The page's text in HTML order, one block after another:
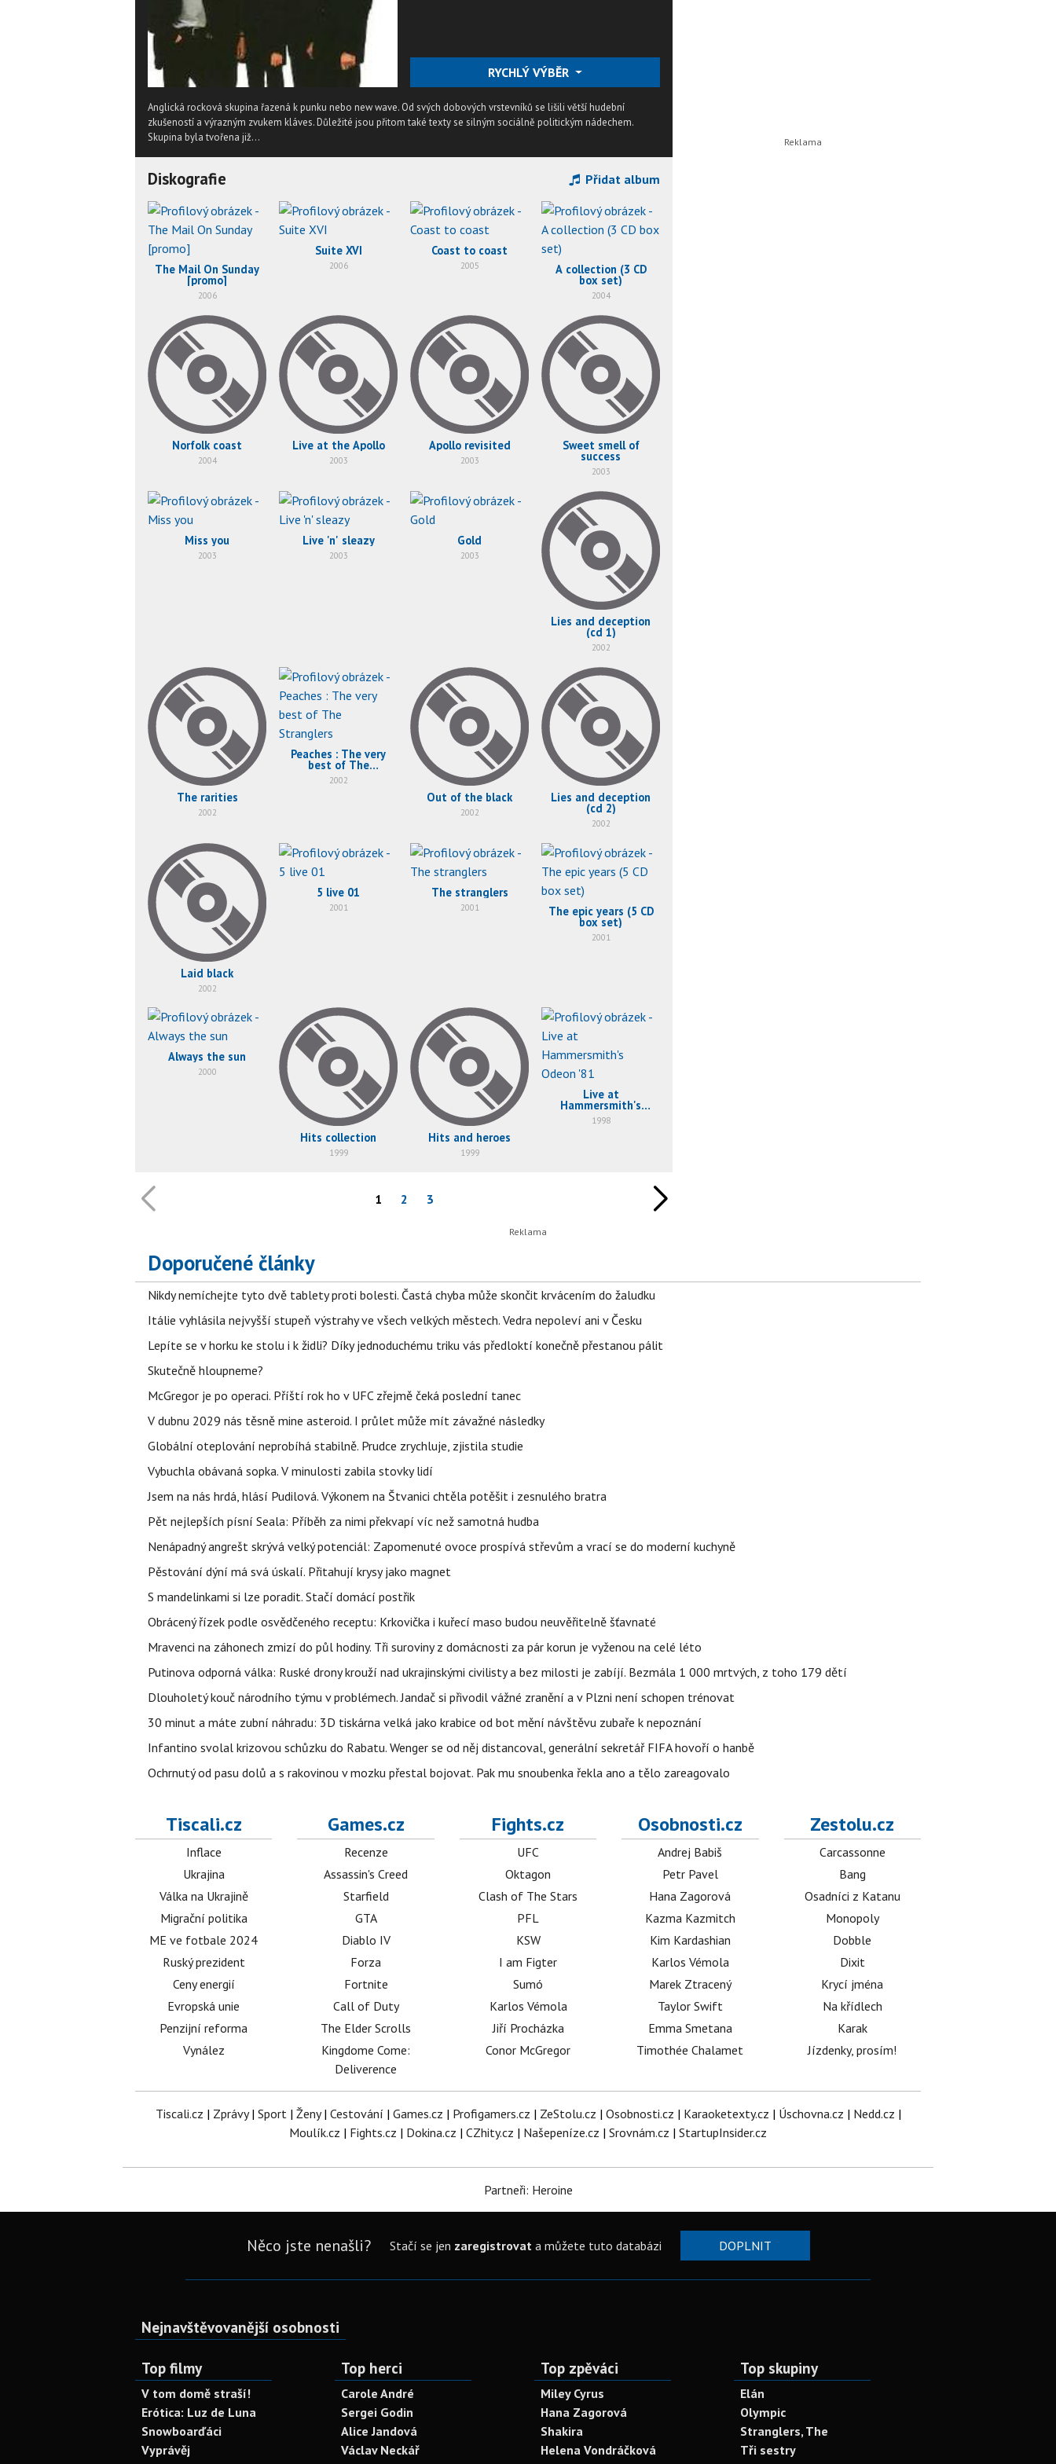
RYCHLÝ VÝBĚR
Anglická rocková skupina řazená k punku nebo new wave. Od svých dobových vrstevníků se lišili větší hudební
zkušeností a výrazným zvukem kláves. Důležité jsou přitom také texty se silným sociálně politickým nádechem.
Skupina byla tvořena již...
Diskografie Přidat album
The Mail On Sunday
[promo]
2006
Suite XVI
2006
Coast to coast
2005 A collection (3 CD
box set)
2004
Norfolk coast
2004
Live at the Apollo
2003
Apollo revisited
2003
Sweet smell of
success
2003
Miss you
2003
Live 'n' sleazy
2003
Gold
2003
Lies and deception
(cd 1)
2002
The rarities
2002
Peaches : The very
best of The
Stranglers
2002
Out of the black
2002
Lies and deception
(cd 2)
2002
Laid black
2002
5 live 01
2001
The stranglers
2001 The epic years (5 CD
box set)
2001
Always the sun
2000
Hits collection
1999
Hits and heroes
1999
Live at
Hammersmith's
Odeon '81
1998
1 2 3
Doporučené články
Nikdy nemíchejte tyto dvě tablety proti bolesti. Častá chyba může skončit krvácením do žaludku
Itálie vyhlásila nejvyšší stupeň výstrahy ve všech velkých městech. Vedra nepoleví ani v Česku
Lepíte se v horku ke stolu i k židli? Díky jednoduchému triku vás předloktí konečně přestanou pálit
Skutečně hloupneme?
McGregor je po operaci. Příští rok ho v UFC zřejmě čeká poslední tanec
V dubnu 2029 nás těsně mine asteroid. I průlet může mít závažné následky
Globální oteplování neprobíhá stabilně. Prudce zrychluje, zjistila studie
Vybuchla obávaná sopka. V minulosti zabila stovky lidí
Jsem na nás hrdá, hlásí Pudilová. Výkonem na Štvanici chtěla potěšit i zesnulého bratra
Pět nejlepších písní Seala: Příběh za nimi překvapí víc než samotná hudba
Nenápadný angrešt skrývá velký potenciál: Zapomenuté ovoce prospívá střevům a vrací se do moderní kuchyně
Pěstování dýní má svá úskalí. Přitahují krysy jako magnet
S mandelinkami si lze poradit. Stačí domácí postřik
Obrácený řízek podle osvědčeného receptu: Krkovička i kuřecí maso budou neuvěřitelně šťavnaté
Mravenci na záhonech zmizí do půl hodiny. Tři suroviny z domácnosti za pár korun je vyženou na celé léto
Putinova odporná válka: Ruské drony krouží nad ukrajinskými civilisty a bez milosti je zabíjí. Bezmála 1 000 mrtvých, z toho 179 dětí
Dlouholetý kouč národního týmu v problémech. Jandač si přivodil vážné zranění a v Plzni není schopen trénovat
30 minut a máte zubní náhradu: 3D tiskárna velká jako krabice od bot mění návštěvu zubaře k nepoznání
Infantino svolal krizovou schůzku do Rabatu. Wenger se od něj distancoval, generální sekretář FIFA hovoří o hanbě
Ochrnutý od pasu dolů a s rakovinou v mozku přestal bojovat. Pak mu snoubenka řekla ano a tělo zareagovalo
Tiscali.cz
Inflace
Ukrajina
Válka na Ukrajině
Migrační politika
ME ve fotbale 2024
Ruský prezident
Ceny energií
Evropská unie
Penzijní reforma
Vynález
Games.cz
Recenze
Assassin's Creed
Starfield
GTA
Diablo IV
Forza
Fortnite
Call of Duty
The Elder Scrolls
Kingdome Come:
Deliverence
Fights.cz
UFC
Oktagon
Clash of The Stars
PFL
KSW
I am Figter
Sumó
Karlos Vémola
Jiří Procházka
Conor McGregor
Osobnosti.cz
Andrej Babiš
Petr Pavel
Hana Zagorová
Kazma Kazmitch
Kim Kardashian
Karlos Vémola
Marek Ztracený
Taylor Swift
Emma Smetana
Timothée Chalamet
Zestolu.cz
Carcassonne
Bang
Osadníci z Katanu
Monopoly
Dobble
Dixit
Krycí jména
Na křídlech
Karak
Jízdenky, prosím!
Tiscali.cz | Zprávy| Sport| Ženy| Cestování | Games.cz | Profigamers.cz | ZeStolu.cz | Osobnosti.cz | Karaoketexty.cz | Úschovna.cz | Nedd.cz |
Moulík.cz | Fights.cz | Dokina.cz | CZhity.cz | Našepeníze.cz | Srovnám.cz | StartupInsider.cz
Partneři: Heroine
Něco jste nenašli? Stačí se jen zaregistrovata můžete tuto databázi DOPLNIT
Nejnavštěvovanější osobnosti
Top filmy
V tom domě straší!
Erótica: Luz de Luna
Snowboarďáci
Vyprávěj
Top herci
Carole André
Sergei Godin
Alice Jandová
Václav Neckář
Top zpěváci
Miley Cyrus
Hana Zagorová
Shakira
Helena Vondráčková
Top skupiny
Elán
Olympic
Stranglers, The
Tři sestry